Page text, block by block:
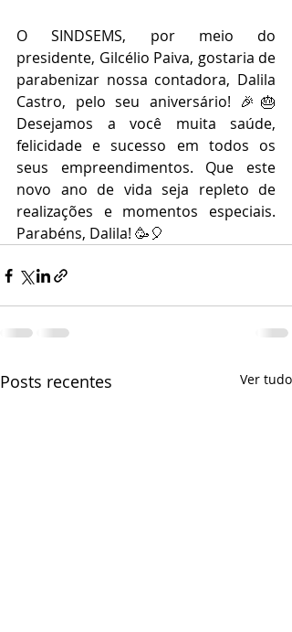
O SINDSEMS, por meio do
presidente, Gilcélio Paiva, gostaria de
parabenizar nossa contadora, Dalila
Castro, pelo seu aniversário! 🎉🎂
Desejamos a você muita saúde,
felicidade e sucesso em todos os
seus empreendimentos. Que este
novo ano de vida seja repleto de
realizações e momentos especiais.
Parabéns, Dalila! 🥳🎈
Posts recentes Ver tudo